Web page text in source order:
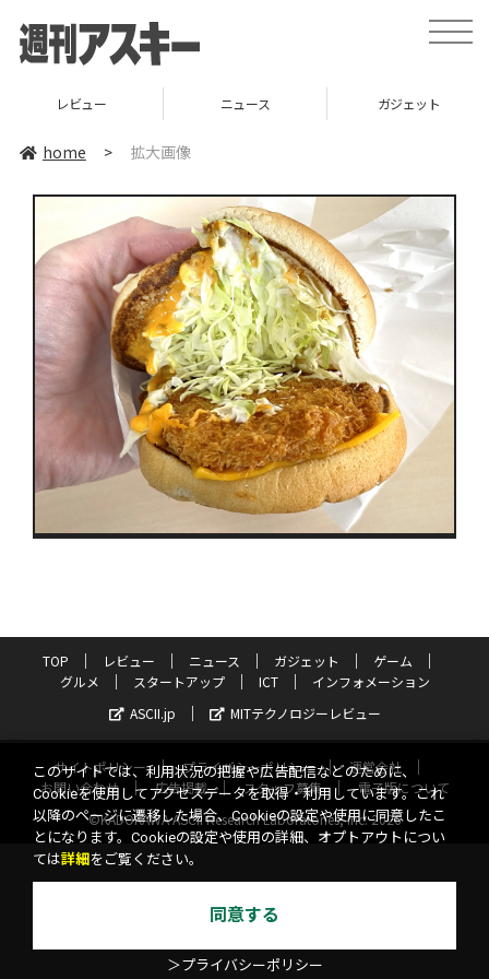
toggle
レビュー ニュース ガジェット
home > 拡大画像
TOP レビュー ニュース ガジェット
ゲーム
グルメ
スタートアップ ICT
インフォメーション
ASCII.jp
MITテクノロジーレビュー
サイトポリシー プライバシーポリシー
運営会社
お問い合わせ
広告掲載 スタッフ募集
電子版について
©KADOKAWA ASCII Research Laboratories, Inc. 2026
このサイトでは、利用状況の把握や広告配信などのために、
Cookieを使用してアクセスデータを取得・利用しています。これ
以降のページに遷移した場合、Cookieの設定や使用に同意したこ
とになります。Cookieの設定や使用の詳細、オプトアウトについ
ては詳細 をご覧ください。
同意する
＞プライバシーポリシー